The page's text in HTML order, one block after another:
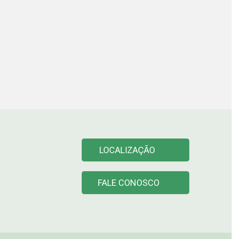
LOCALIZAÇÃO
FALE CONOSCO